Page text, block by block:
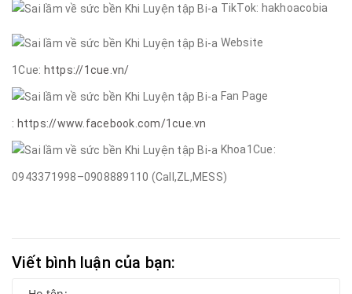
TikTok: hakhoacobia
Website
1Cue: https://1cue.vn/
Fan Page
: https://www.facebook.com/1cue.vn
Khoa1Cue:
0943371998–0908889110 (Call,ZL,MESS)
Viết bình luận của bạn: